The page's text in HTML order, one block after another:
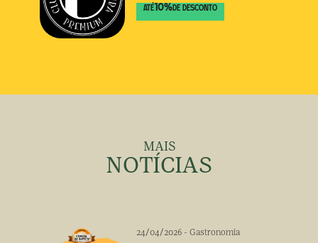
ATÉ10% DE DESCONTO
MAIS
NOTÍCIAS
24/04/2026 - Gastronomia